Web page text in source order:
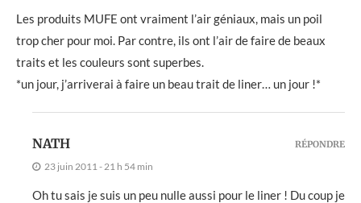
Les produits MUFE ont vraiment l’air géniaux, mais un poil
trop cher pour moi. Par contre, ils ont l’air de faire de beaux
traits et les couleurs sont superbes.
*un jour, j’arriverai à faire un beau trait de liner… un jour !*
NATH
23 juin 2011 - 21 h 54 min
Oh tu sais je suis un peu nulle aussi pour le liner ! Du coup je
RÉPONDRE